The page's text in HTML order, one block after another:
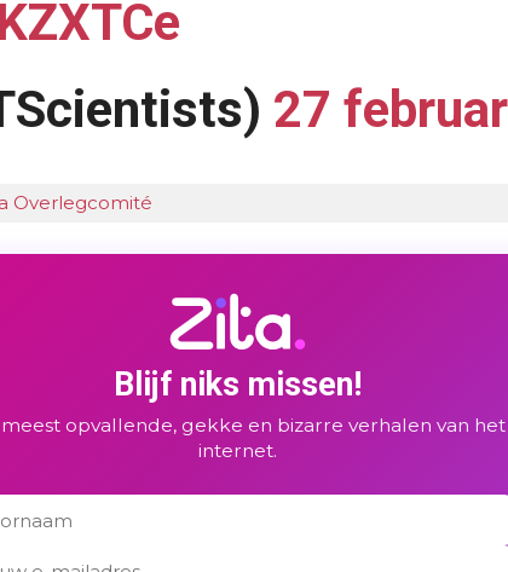
27
Overlegcomité
Blijf niks missen!
opvallende, gekke en bizarre verhalen van het
internet.